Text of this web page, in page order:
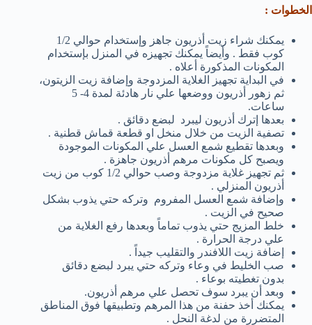
الخطوات :
يمكنك شراء زيت أذريون جاهز وإستخدام حوالي 1/2
كوب فقط . وأيضاً يمكنك تجهيزه في المنزل بإستخدام
المكونات المذكورة أعلاه .
في البداية تجهيز الغلاية المزدوجة وإضافة زيت الزيتون،
ثم زهور أذريون ووضعها علي نار هادئة لمدة 4- 5
ساعات.
بعدها إترك أذريون ليبرد لبضع دقائق .
تصفية الزيت من خلال منخل او قطعة قماش قطنية .
وبعدها تقطيع شمع العسل علي المكونات الموجودة
ويصبح كل مكونات مرهم أذريون جاهزة .
ثم تجهيز غلاية مزدوجة وصب حوالي 1/2 كوب من زيت
أذريون المنزلي .
وإضافة شمع العسل المفروم وتركه حتي يذوب بشكل
صحيح في الزيت .
خلط المزيج حتي يذوب تماماً وبعدها رفع الغلاية من
علي درجة الحرارة .
إضافة زيت اللافندر والتقليب جيداً .
صب الخليط في وعاء وتركه حتي يبرد لبضع دقائق
بدون تغطيته بوعاء .
وبعد أن يبرد سوف تحصل علي مرهم أذريون.
يمكنك أخذ حفنة من هذا المرهم وتطبيقها فوق المناطق
المتضررة من لدغة النحل .